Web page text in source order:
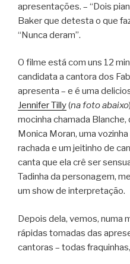
apresentações. – “Dois
Baker que detesta o que
“Nunca deram”.
O filme está com uns 12
candidata a cantora dos
apresenta – e é uma
Jennifer Tilly(na foto abaixo
mocinha chamada
Monica Moran, uma
rachada e um jeitinho de
canta que ela crê ser
Tadinha da personagem,
um show de interpretação.
Depois dela, vemos, numa
rápidas tomadas das
cantoras – todas